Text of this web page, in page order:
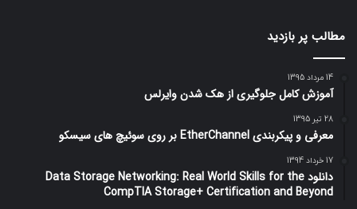
مطالب پر بازدید
14 مرداد 1395
آموزش کامل جلوگیری از هک شدن وایرلس
28 تیر 1395
معرفی و پیکربندی EtherChannel بر روی سوئیچ های سیسکو
17 خرداد 1394
دانلود Data Storage Networking: Real World Skills for the
CompTIA Storage+ Certification and Beyond